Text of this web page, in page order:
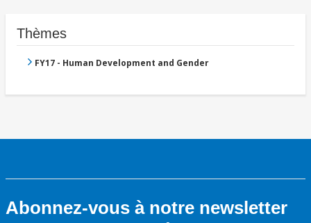
Thèmes
FY17 - Human Development and Gender
Abonnez-vous à notre newsletter